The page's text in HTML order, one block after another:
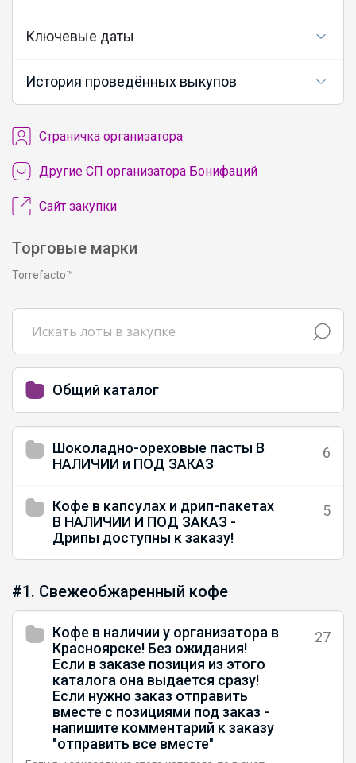
Общий каталог
Шоколадно-ореховые пасты В
НАЛИЧИИ и ПОД ЗАКАЗ
6
Кофе в капсулах и дрип-пакетах
В НАЛИЧИИ И ПОД ЗАКАЗ -
Дрипы доступны к заказу!
5
#1. Свежеобжаренный кофе
Кофе в наличии у организатора в
Красноярске! Без ожидания!
Если в заказе позиция из этого
каталога она выдается сразу!
Если нужно заказ отправить
вместе с позициями под заказ -
напишите комментарий к заказу
"отправить все вместе"
27
Ключевые даты
История проведённых выкупов
Cтраничка организатора
Другие СП организатора Бонифаций
Сайт закупки
Торговые марки
Torrefacto™